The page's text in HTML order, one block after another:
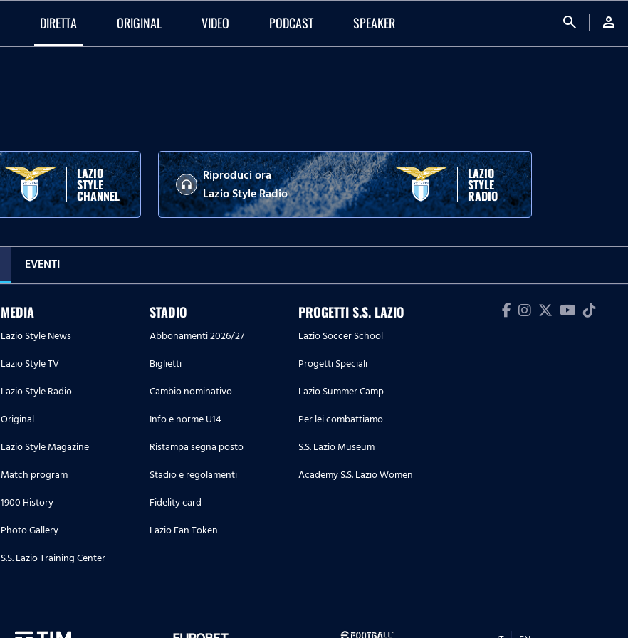
DIRETTA ORIGINAL VIDEO PODCAST SPEAKER search person
LAZIO
STYLE
CHANNEL
headphones
Riproduci ora
Lazio Style Radio
LAZIO
STYLE
RADIO
EVENTI
MEDIA
Lazio Style News
Lazio Style TV
Lazio Style Radio
Original
Lazio Style Magazine
Match program
1900 History
Photo Gallery
S.S. Lazio Training Center
STADIO
Abbonamenti 2026/27
Biglietti
Cambio nominativo
Info e norme U14
Ristampa segna posto
Stadio e regolamenti
Fidelity card
Lazio Fan Token
PROGETTI S.S. LAZIO
Lazio Soccer School
Progetti Speciali
Lazio Summer Camp
Per lei combattiamo
S.S. Lazio Museum
Academy S.S. Lazio Women